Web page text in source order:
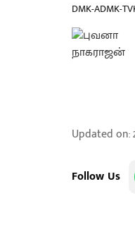
DMK-ADMK-
Updated on:
Follow Us